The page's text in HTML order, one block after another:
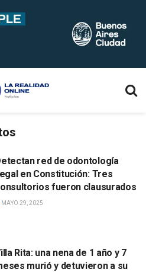
red de odontología
en Constitución: Tres
fueron clausurados
MAYO 29, 2025
Rita: una nena de 1 año y 7
murió y detuvieron a su